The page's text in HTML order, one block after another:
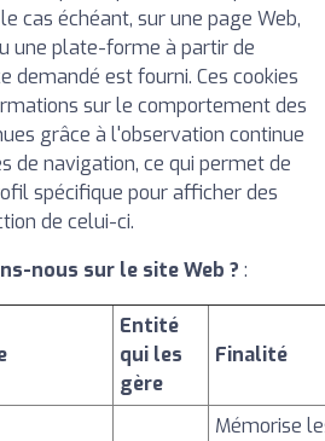
cas échéant, sur une page Web,
une plate-forme à partir de
demandé est fourni. Ces cookies
sur le comportement des
grâce à l'observation continue
de navigation, ce qui permet de
spécifique pour afficher des
de celui-ci.
nous sur le site Web ? :
Entité
qui les
gère
Finalité
Mémorise